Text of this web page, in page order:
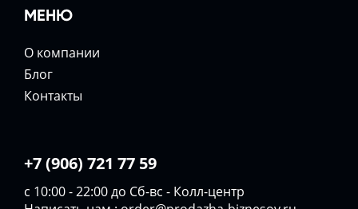
МЕНЮ
О компании
Блог
Контакты
+7 (906) 721 77 59
с 10:00 - 22:00 до Сб-вс - Колл-центр